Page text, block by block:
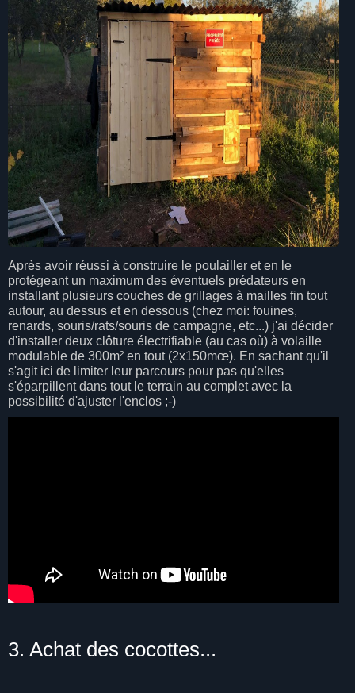
Après avoir réussi à construire le poulailler et en le
protégeant un maximum des éventuels prédateurs en
installant plusieurs couches de grillages à mailles fin tout
autour, au dessus et en dessous (chez moi: fouines,
renards, souris/rats/souris de campagne, etc...) j'ai décider
d'installer deux clôture électrifiable (au cas où) à volaille
modulable de 300m² en tout (2x150mœ). En sachant qu'il
s'agit ici de limiter leur parcours pour pas qu'elles
s'éparpillent dans tout le terrain au complet avec la
possibilité d'ajuster l'enclos ;-)
3. Achat des cocottes...